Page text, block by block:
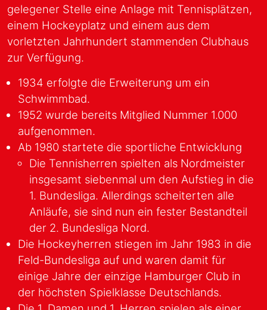
gelegener Stelle eine Anlage mit Tennisplätzen,
einem Hockeyplatz und einem aus dem
vorletzten Jahrhundert stammenden Clubhaus
zur Verfügung.
1934 erfolgte die Erweiterung um ein
Schwimmbad.
1952 wurde bereits Mitglied Nummer 1.000
aufgenommen.
Ab 1980 startete die sportliche Entwicklung
Die Tennisherren spielten als Nordmeister
insgesamt siebenmal um den Aufstieg in die
1. Bundesliga. Allerdings scheiterten alle
Anläufe, sie sind nun ein fester Bestandteil
der 2. Bundesliga Nord.
Die Hockeyherren stiegen im Jahr 1983 in die
Feld-Bundesliga auf und waren damit für
einige Jahre der einzige Hamburger Club in
der höchsten Spielklasse Deutschlands.